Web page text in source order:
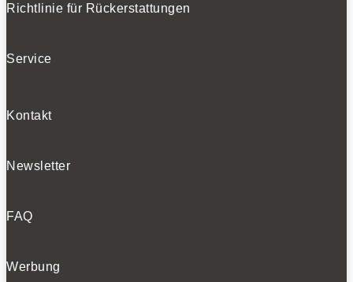
Richtlinie für Rückerstattungen
Service
Kontakt
Newsletter
FAQ
Werbung